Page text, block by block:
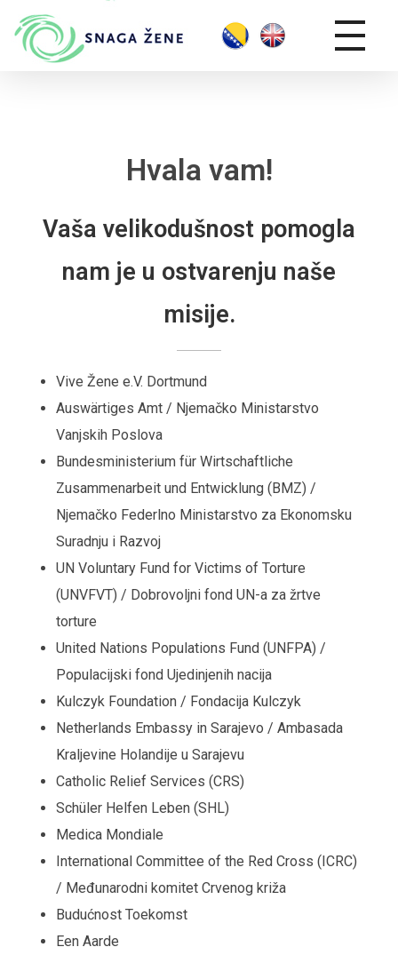
Hvala vam!
Vaša velikodušnost pomogla
nam je u ostvarenju naše
misije.
Vive Žene e.V. Dortmund
Auswärtiges Amt / Njemačko Ministarstvo
Vanjskih Poslova
Bundesministerium für Wirtschaftliche
Zusammenarbeit und Entwicklung (BMZ) /
Njemačko Federlno Ministarstvo za Ekonomsku
Suradnju i Razvoj
UN Voluntary Fund for Victims of Torture
(UNVFVT) / Dobrovoljni fond UN-a za žrtve
torture
United Nations Populations Fund (UNFPA) /
Populacijski fond Ujedinjenih nacija
Kulczyk Foundation / Fondacija Kulczyk
Netherlands Embassy in Sarajevo / Ambasada
Kraljevine Holandije u Sarajevu
Catholic Relief Services (CRS)
Schüler Helfen Leben (SHL)
Medica Mondiale
International Committee of the Red Cross (ICRC)
/ Međunarodni komitet Crvenog križa
Budućnost Toekomst
Een Aarde